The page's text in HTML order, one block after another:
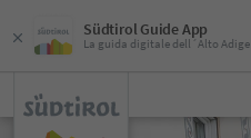
Südtirol Guide App
La guida digitale dell´Alto Adige